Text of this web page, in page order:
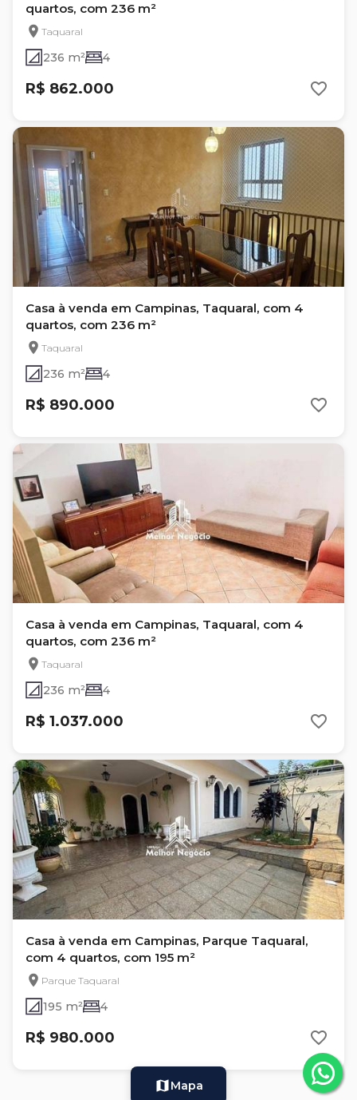
quartos, com 236 m²
Taquaral
236 m² 4
R$ 862.000
Casa à venda em Campinas, Taquaral, com 4
quartos, com 236 m²
Taquaral
236 m² 4
R$ 890.000
Casa à venda em Campinas, Taquaral, com 4
quartos, com 236 m²
Taquaral
236 m² 4
R$ 1.037.000
Casa à venda em Campinas, Parque Taquaral,
com 4 quartos, com 195 m²
Parque Taquaral
195 m² 4
R$ 980.000
Mapa